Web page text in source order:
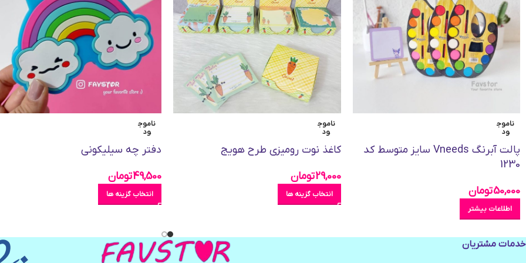
ناموج
ود
پالت آبرنگ Vneeds سایز متوسط کد
1230
50,000تومان
اطلاعات بیشتر
ناموج
ود
کاغذ نوت رومیزی طرح هویج
29,000تومان
انتخاب گزینه ها
ناموج
ود
دفتر چه سیلیکونی
49,500تومان
انتخاب گزینه ها
خدمات مشتریان